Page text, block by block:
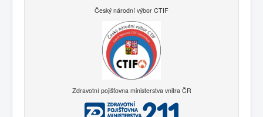
Český národní výbor CTIF
Zdravotní pojišťovna ministerstva vnitra ČR